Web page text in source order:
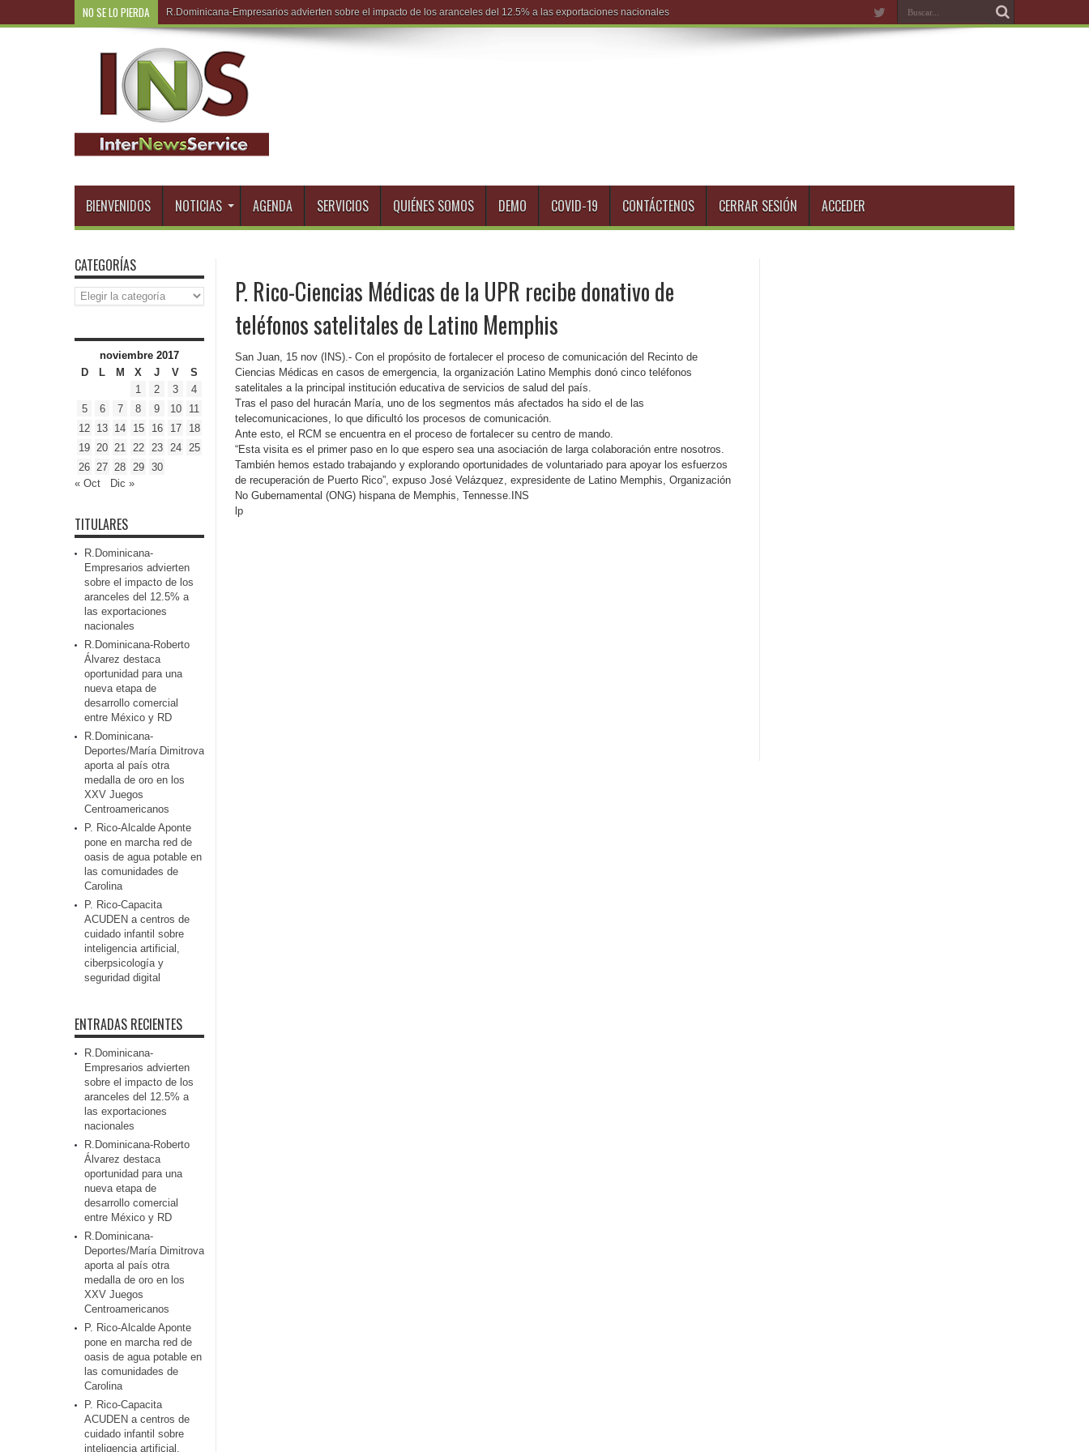
NO SE LO PIERDA R.Dom
BIENVENIDOS NOTICIAS AGENDA SERVICIOS QUIÉNES SOMOS DEMO COVID-19 CONTÁCTENOS CERRAR SESIÓN ACCEDER
P. Rico-Ciencias Médicas de la UPR recibe donativo de
teléfonos satelitales de Latino Memphis
San Juan, 15 nov (INS).- Con el propósito de fortalecer el proceso de comunicación del Recinto de
Ciencias Médicas en casos de emergencia, la organización Latino Memphis donó cinco teléfonos
satelitales a la principal institución educativa de servicios de salud del país.
Tras el paso del huracán María, uno de los segmentos más afectados ha sido el de las
telecomunicaciones, lo que dificultó los procesos de comunicación.
Ante esto, el RCM se encuentra en el proceso de fortalecer su centro de mando.
“Esta visita es el primer paso en lo que espero sea una asociación de larga colaboración entre nosotros.
También hemos estado trabajando y explorando oportunidades de voluntariado para apoyar los esfuerzos
de recuperación de Puerto Rico”, expuso José Velázquez, expresidente de Latino Memphis, Organización
No Gubernamental (ONG) hispana de Memphis, Tennesse.INS
lp
CATEGORÍAS
Categorías
noviembre 2017
D
L M X J V
S
1
2 3
4
5
6 7 8 9 10
11
12 13 14 15 16 17
18
19 20 21 22 23 24
25
26 27 28 29
30
« Oct
Dic »
TITULARES
R.Dominicana-
Empresarios advierten
sobre el impacto de los
aranceles del 12.5% a
las exportaciones
nacionales
R.Dominicana-Roberto
Álvarez destaca
oportunidad para una
nueva etapa de
desarrollo comercial
entre México y RD
R.Dominicana-
Deportes/María Dimitrova
aporta al país otra
medalla de oro en los
XXV Juegos
Centroamericanos
P. Rico-Alcalde Aponte
pone en marcha red de
oasis de agua potable en
las comunidades de
Carolina
P. Rico-Capacita
ACUDEN a centros de
cuidado infantil sobre
inteligencia artificial,
ciberpsicología y
seguridad digital
ENTRADAS RECIENTES
R.Dominicana-
Empresarios advierten
sobre el impacto de los
aranceles del 12.5% a
las exportaciones
nacionales
R.Dominicana-Roberto
Álvarez destaca
oportunidad para una
nueva etapa de
desarrollo comercial
entre México y RD
R.Dominicana-
Deportes/María Dimitrova
aporta al país otra
medalla de oro en los
XXV Juegos
Centroamericanos
P. Rico-Alcalde Aponte
pone en marcha red de
oasis de agua potable en
las comunidades de
Carolina
P. Rico-Capacita
ACUDEN a centros de
cuidado infantil sobre
inteligencia artificial,